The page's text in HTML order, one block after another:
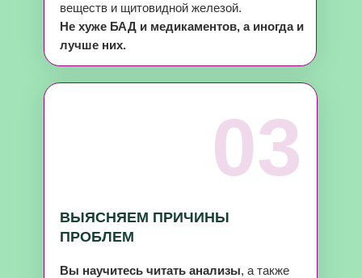
03
ВЫЯСНЯЕМ ПРИЧИНЫ
ПРОБЛЕМ
Вы научитесь читать анализы, а также
веществ и щитовидной железой.
Не хуже БАД и медикаментов, а иногда и
лучше них.